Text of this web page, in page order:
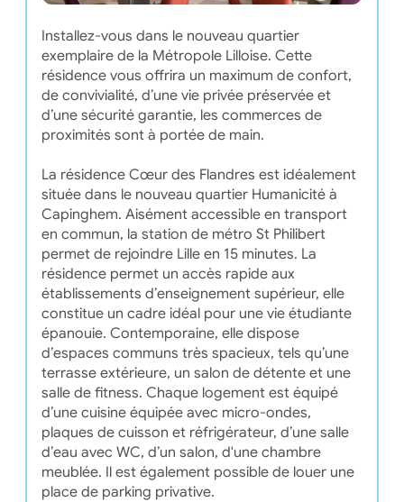
Installez-vous dans le nouveau quartier
exemplaire de la Métropole Lilloise. Cette
résidence vous offrira un maximum de confort,
de convivialité, d’une vie privée préservée et
d’une sécurité garantie, les commerces de
proximités sont à portée de main.
La résidence Cœur des Flandres est idéalement
située dans le nouveau quartier Humanicité à
Capinghem. Aisément accessible en transport
en commun, la station de métro St Philibert
permet de rejoindre Lille en 15 minutes. La
résidence permet un accès rapide aux
établissements d’enseignement supérieur, elle
constitue un cadre idéal pour une vie étudiante
épanouie. Contemporaine, elle dispose
d’espaces communs très spacieux, tels qu’une
terrasse extérieure, un salon de détente et une
salle de fitness. Chaque logement est équipé
d’une cuisine équipée avec micro-ondes,
plaques de cuisson et réfrigérateur, d’une salle
d’eau avec WC, d’un salon, d'une chambre
meublée. Il est également possible de louer une
place de parking privative.